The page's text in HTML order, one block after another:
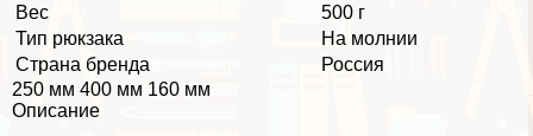
Вес
500 г
Тип рюкзака
На молнии
Страна бренда
Россия
250 мм 400 мм 160 мм
Описание